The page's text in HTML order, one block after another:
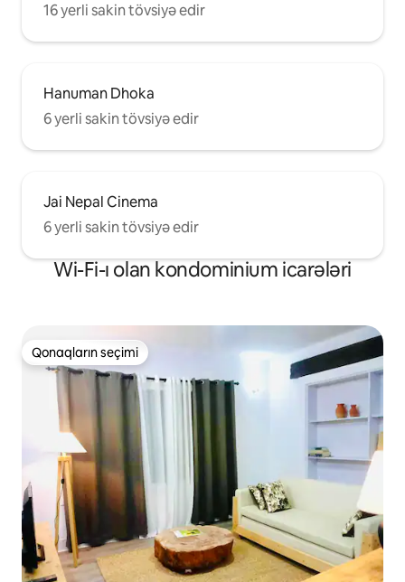
16 yerli sakin tövsiyə edir
Hanuman Dhoka
6 yerli sakin tövsiyə edir
Jai Nepal Cinema
6 yerli sakin tövsiyə edir
Wi-Fi-ı olan kondominium icarələri
Qonaqların seçimi
Qonaqların seçimi